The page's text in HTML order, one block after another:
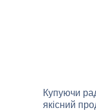
Купуючи
якісний